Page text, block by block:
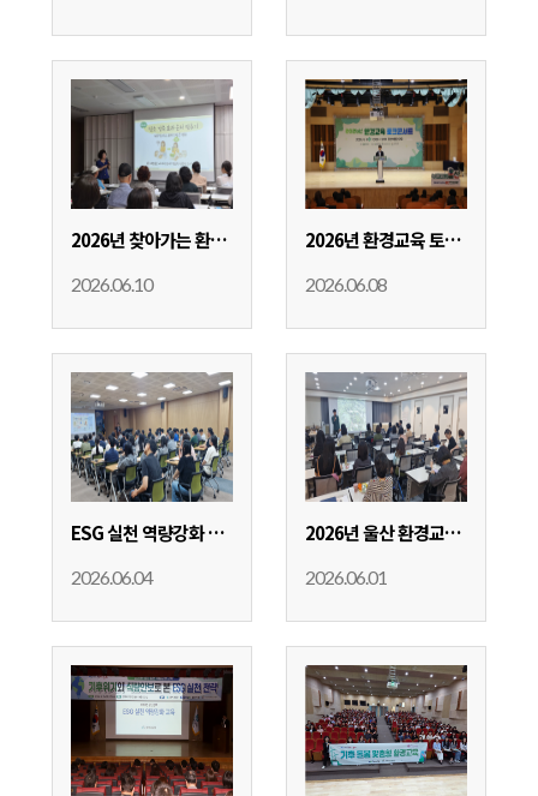
2026년 찾아가는 환경교육
2026.06.10
2026년 환경교육 토크콘서트
2026.06.08
ESG 실천 역량강화 교육(울산도시공사)
2026.06.04
2026년 울산 환경교육 관계자 워크숍
2026.06.01